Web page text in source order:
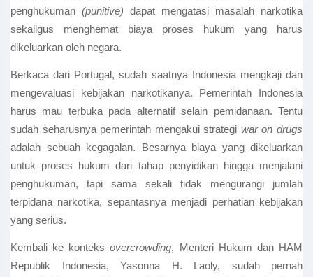
penghukuman (punitive) dapat mengatasi masalah narkotika
sekaligus menghemat biaya proses hukum yang harus
dikeluarkan oleh negara.
Berkaca dari Portugal, sudah saatnya Indonesia mengkaji dan
mengevaluasi kebijakan narkotikanya. Pemerintah Indonesia
harus mau terbuka pada alternatif selain pemidanaan. Tentu
sudah seharusnya pemerintah mengakui strategi war on drugs
adalah sebuah kegagalan. Besarnya biaya yang dikeluarkan
untuk proses hukum dari tahap penyidikan hingga menjalani
penghukuman, tapi sama sekali tidak mengurangi jumlah
terpidana narkotika, sepantasnya menjadi perhatian kebijakan
yang serius.
Kembali ke konteksovercrowding, Menteri Hukum dan HAM
Republik Indonesia, Yasonna H. Laoly, sudah pernah